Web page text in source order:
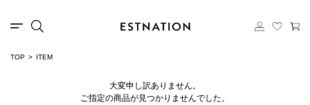
TOP ITEM
大変申し訳ありません。
ご指定の商品が見つかりませんでした。